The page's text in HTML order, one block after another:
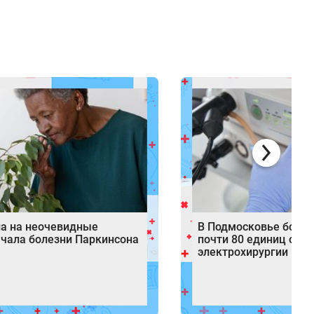
на неочевидные
болезни Паркинсона
В Подмосковье
почти 80 единиц
электрохирургии